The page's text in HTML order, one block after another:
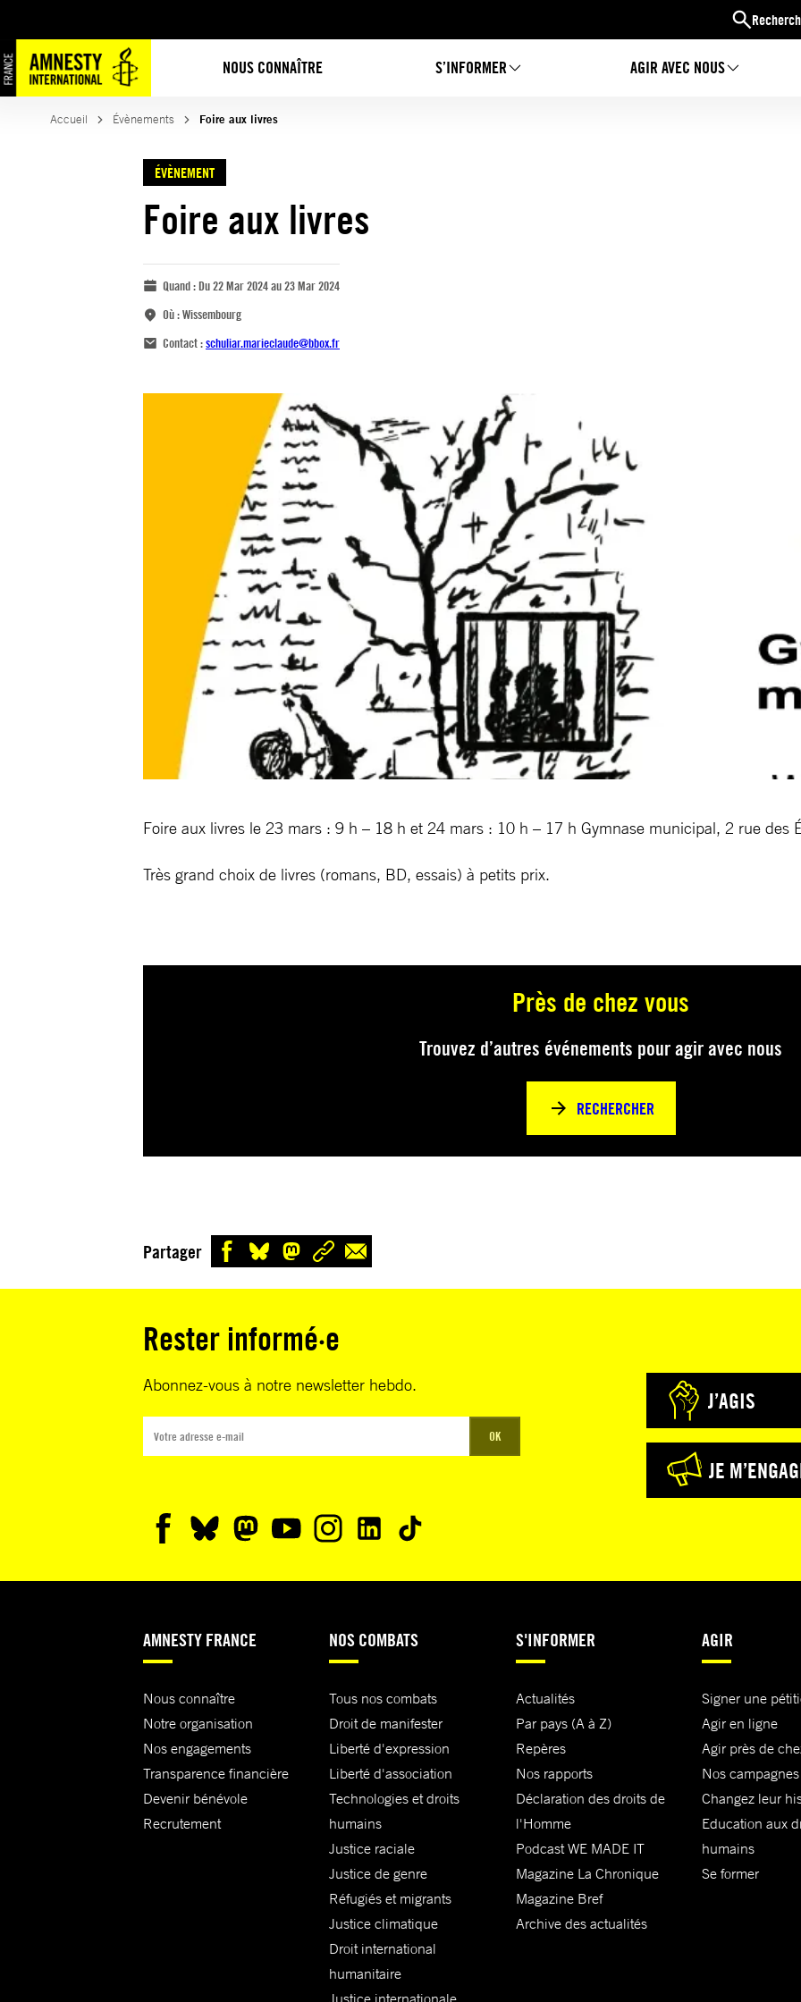
NOUS CONNAÎTRE S’INFORMER AGIR AVEC NOUS
Accueil Évènements Foire aux livres
ÉVÈNEMENT
Foire aux livres
Quand :Du 22 Mar 2024 au 23 Mar 2024
Où :Wissembourg
Contact :schuliar.marieclaude@bbox.fr
Foire aux livres le 23 mars : 9 h – 18 h et 24 mars : 10 h – 17 h Gymnase municipal, 2 rue des
Très grand choix de livres (romans, BD, essais) à petits prix.
Près de chez vous
Trouvez d’autres événements pour agir avec nous
RECHERCHER
Partager
Rester informé·e
Abonnez-vous à notre newsletter hebdo.
OK
J’AGIS
JE
AMNESTY FRANCE
Nous connaître
Notre organisation
Nos engagements
Transparence financière
Devenir bénévole
Recrutement
NOS COMBATS
Tous nos combats
Droit de manifester
Liberté d'expression
Liberté d'association
Technologies et droits
humains
Justice raciale
Justice de genre
Réfugiés et migrants
Justice climatique
Droit international
humanitaire
Justice internationale
S'INFORMER
Actualités
Par pays (A à Z)
Repères
Nos rapports
Déclaration des droits de
l'Homme
Podcast WE MADE IT
Magazine La Chronique
Magazine Bref
Archive des actualités
AGIR
Signer une
Agir en ligne
Agir près de
Nos campagnes
Changez leur
Education aux
humains
Se former